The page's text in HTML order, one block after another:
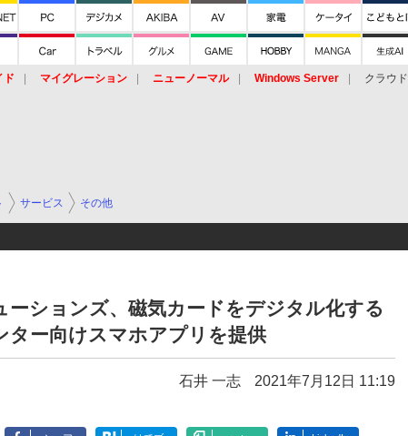
ド マイグレーション ニューノーマル Windows Server クラウド
サービス その他
ーションズ、磁気カードをデジタル化する
ター向けスマホアプリを提供
石井 一志 2021年7月12日 11:19